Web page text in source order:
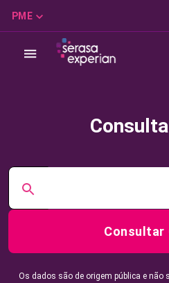
PME
Consultar
Os dados são de origem pública e